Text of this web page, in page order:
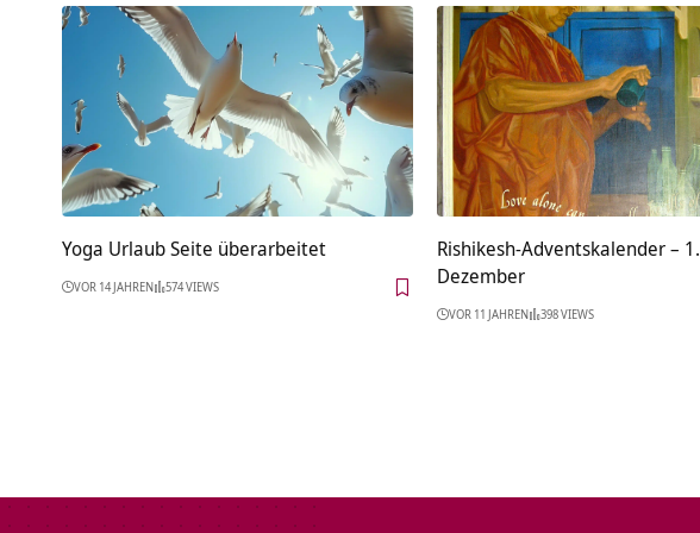
Yoga Urlaub Seite überarbeitet
VOR 14 JAHREN 574 VIEWS
Rishikesh-Adventskalender – 1.
Dezember
VOR 11 JAHREN 398 VIEWS